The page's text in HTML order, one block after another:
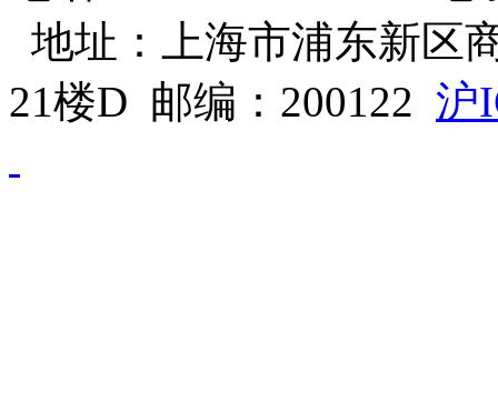
地址：上海市浦东新区
21楼D 邮编：200122 沪